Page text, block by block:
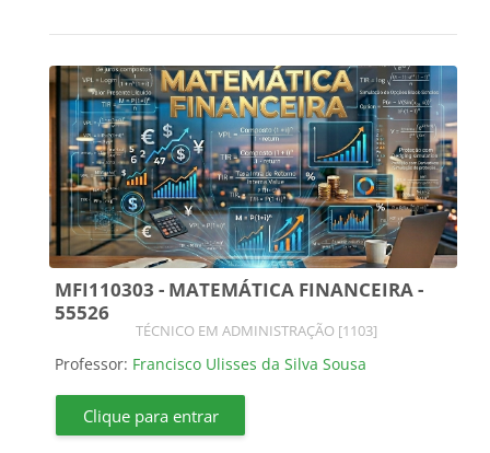
MFI110303 - MATEMÁTICA FINANCEIRA -
55526
Categoria do curso
TÉCNICO EM ADMINISTRAÇÃO [1103]
Professor: Francisco Ulisses da Silva Sousa
Clique para entrar